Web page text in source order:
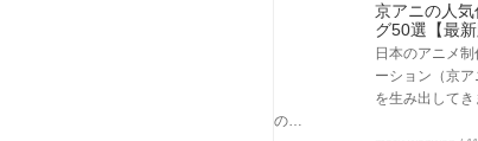
京アニの人
グ50選【最新
日本のアニメ
ーション（京
を生み出して
の…